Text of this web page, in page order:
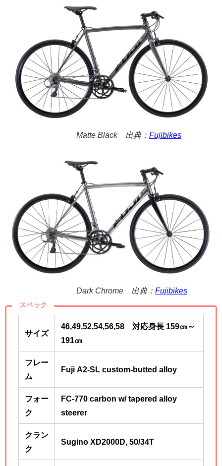
Matte Black 出典： Fujibikes
Dark Chrome 出典： Fujibikes
スペック
サイズ
46,49,52,54,56,58 対応身長 159㎝～
191㎝
フレー
ム
Fuji A2-SL custom-butted alloy
フォー
ク
FC-770 carbon w/ tapered alloy
steerer
クラン
ク
Sugino XD2000D, 50/34T